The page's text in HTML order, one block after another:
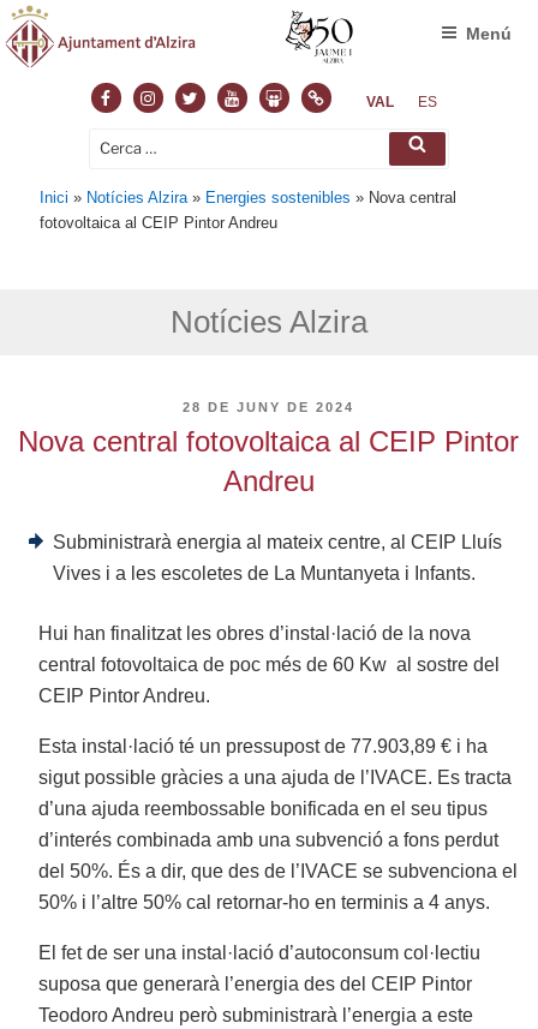
FacebookInstagram
TwitterYoutubeSlideshare
NormasVAL ES
Cerca: Cerca
Menú
Inici » Notícies Alzira » Energies sostenibles » Nova central
fotovoltaica al CEIP Pintor Andreu
Notícies Alzira
PUBLICAT
28 DE JUNY DE 2024
Nova central fotovoltaica al CEIP Pintor
Andreu
Subministrarà energia al mateix centre, al CEIP Lluís
Vives i a les escoletes de La Muntanyeta i Infants.
Hui han finalitzat les obres d’instal·lació de la nova
central fotovoltaica de poc més de 60 Kw al sostre del
CEIP Pintor Andreu.
Esta instal·lació té un pressupost de 77.903,89 € i ha
sigut possible gràcies a una ajuda de l’IVACE. Es tracta
d’una ajuda reembossable bonificada en el seu tipus
d’interés combinada amb una subvenció a fons perdut
del 50%. És a dir, que des de l’IVACE se subvenciona el
50% i l’altre 50% cal retornar-ho en terminis a 4 anys.
El fet de ser una instal·lació d’autoconsum col·lectiu
suposa que generarà l’energia des del CEIP Pintor
Teodoro Andreu però subministrarà l’energia a este